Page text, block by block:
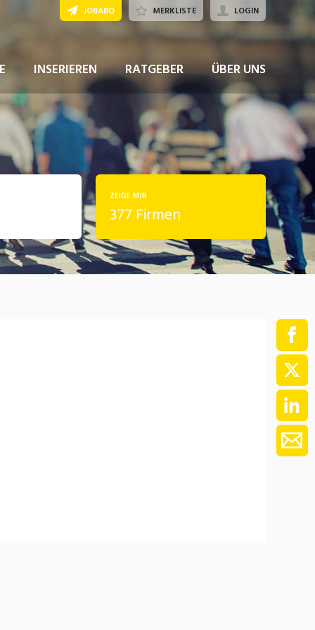
INSERIEREN RATGEBER ÜBER UNS
JOBABO MERKLISTE LOGIN
ZEIGE MIR
377 Firmen